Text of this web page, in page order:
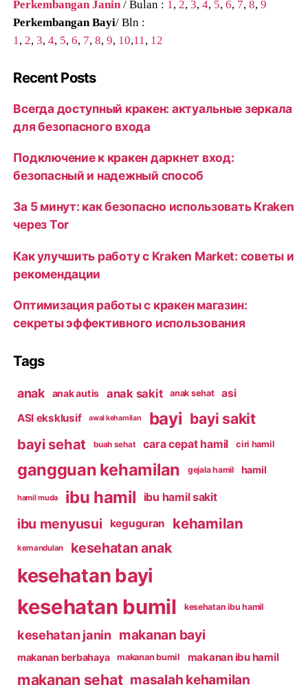
Perkembangan Janin/ Bulan : 1,2,3,4, 5,6, 7,8,9
Perkembangan Bayi/ Bln :
1,2,3,4, 5,6, 7,8,9, 10,11, 12
Recent Posts
Всегда доступный кракен: актуальные зеркала
для безопасного входа
Подключение к кракен даркнет вход:
безопасный и надежный способ
За 5 минут: как безопасно использовать Kraken
через Tor
Как улучшить работу с Kraken Market: советы и
рекомендации
Оптимизация работы с кракен магазин:
секреты эффективного использования
Tags
anak anak autis anak sakit anak sehat
asi
ASI eksklusif
awal kehamilan bayi bayi sakit
bayi sehat buah sehat cara cepat hamil ciri hamil
gangguan kehamilan gejala hamil hamil
hamil muda ibu hamil ibu hamil sakit
ibu menyusui keguguran kehamilan
kemandulan kesehatan anak
kesehatan bayi
kesehatan bumil kesehatan ibu hamil
kesehatan janin makanan bayi
makanan berbahaya makanan bumil makanan ibu hamil
makanan sehat masalah kehamilan